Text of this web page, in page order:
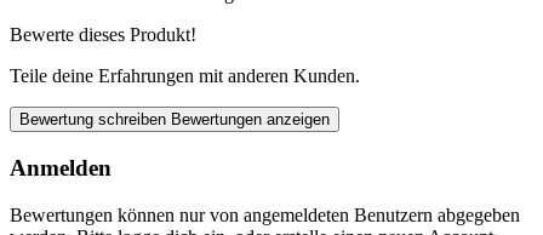
Bewerte dieses Produkt!
Teile deine Erfahrungen mit anderen Kunden.
Bewertung schreiben Bewertungen anzeigen
Anmelden
Bewertungen können nur von angemeldeten Benutzern abgegeben